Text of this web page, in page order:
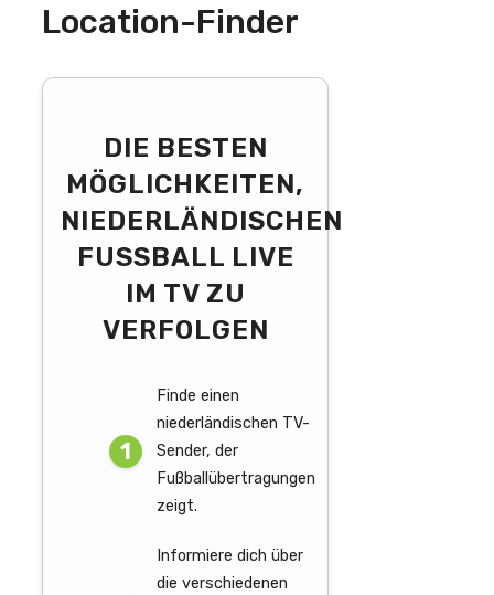
Location-Finder
DIE BESTEN
MÖGLICHKEITEN,
NIEDERLÄNDISCHEN
FUSSBALL LIVE I
M TV ZU V
ERFOLGEN
Finde einen
niederländischen TV-
Sender, der
Fußballübertragungen
zeigt.
Informiere dich über
die verschiedenen